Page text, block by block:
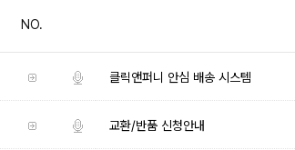
NO.
클릭앤퍼니 안심 배송 시스템
교환/반품 신청안내